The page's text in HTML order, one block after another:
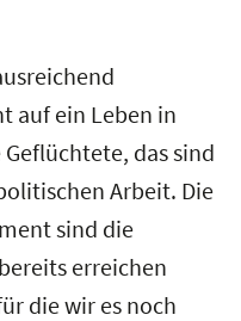
auf ein Leben in
das sind
Arbeit. Die
sind die
erreichen
die wir es noch